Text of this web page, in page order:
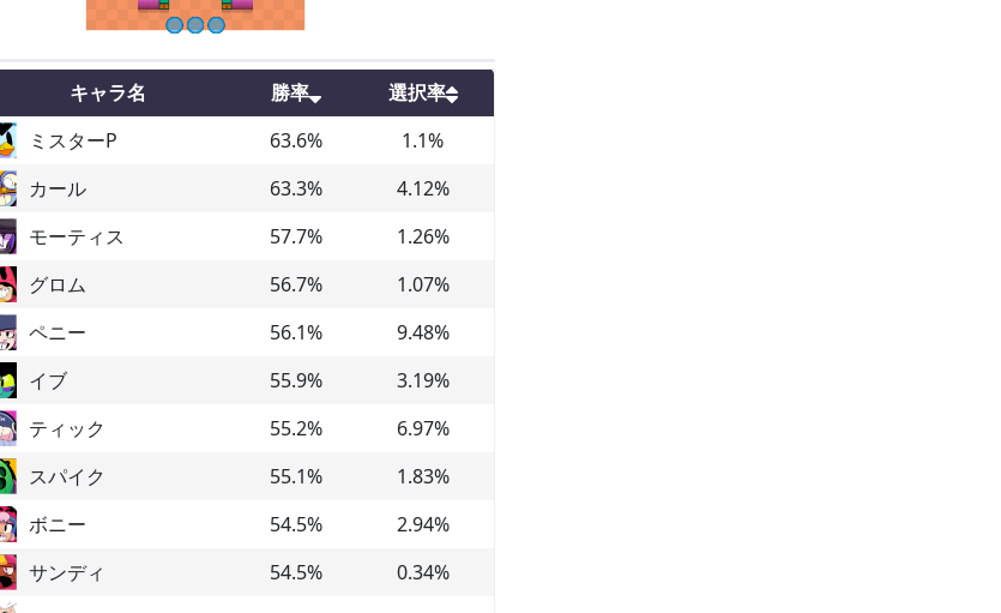
キャラ名 勝率
選択率
ミスターP 63.6% 1.1%
カール 63.3% 4.12%
モーティス 57.7% 1.26%
グロム 56.7% 1.07%
ペニー 56.1% 9.48%
イブ 55.9% 3.19%
ティック 55.2% 6.97%
スパイク 55.1% 1.83%
ボニー 54.5% 2.94%
サンディ 54.5% 0.34%